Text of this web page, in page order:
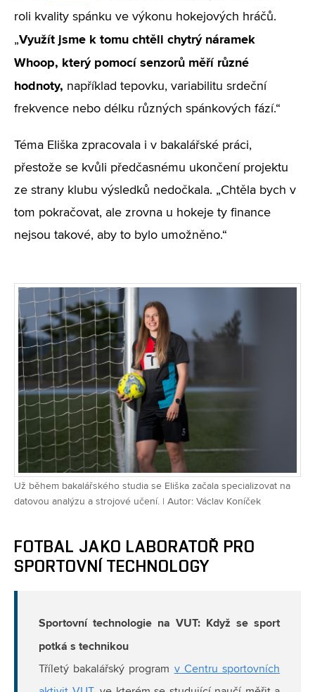
roli kvality spánku ve výkonu hokejových hráčů.
„Využít jsme k tomu chtěli chytrý náramek
Whoop, který pomocí senzorů měří různé
hodnoty, například tepovku, variabilitu srdeční
frekvence nebo délku různých spánkových fází.“
Téma Eliška zpracovala i v bakalářské práci,
přestože se kvůli předčasnému ukončení projektu
ze strany klubu výsledků nedočkala. „Chtěla bych v
tom pokračovat, ale zrovna u hokeje ty finance
nejsou takové, aby to bylo umožněno.“
Už během bakalářského studia se Eliška začala specializovat na
datovou analýzu a strojové učení. | Autor: Václav Koníček
FOTBAL JAKO LABORATOŘ PRO
SPORTOVNÍ TECHNOLOGY
Sportovní technologie na VUT: Když se sport
potká s technikou
Tříletý bakalářský program v Centru sportovních